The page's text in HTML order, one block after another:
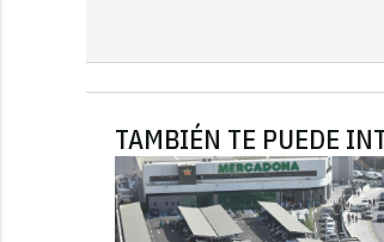
TAMBIÉN TE PUEDE